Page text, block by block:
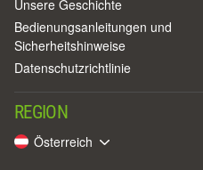
Unsere Geschichte
Bedienungsanleitungen und
Sicherheitshinweise
Datenschutzrichtlinie
REGION
Österreich